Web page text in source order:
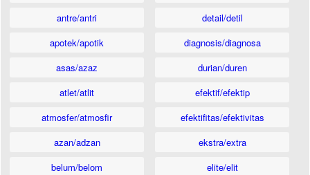
antre/antri
apotek/apotik
asas/azaz
atlet/atlit
atmosfer/atmosfir
azan/adzan
belum/belom
detail/detil
diagnosis/diagnosa
durian/duren
efektif/efektip
efektifitas/efektivitas
ekstra/extra
elite/elit